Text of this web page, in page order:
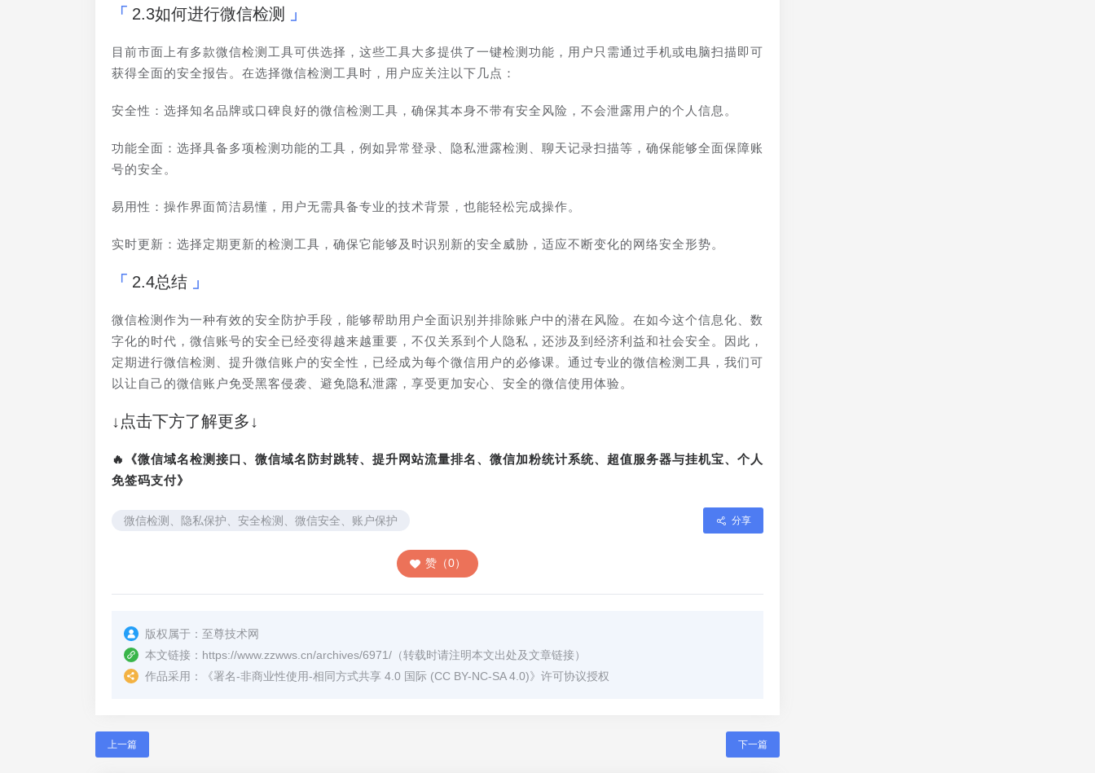
2.3如何进行微信检测
目前市面上有多款微信检测工具可供选择，这些工具大多提供了一键检测功能，用户只需通过手机或电脑扫描即可
获得全面的安全报告。在选择微信检测工具时，用户应关注以下几点：
安全性：选择知名品牌或口碑良好的微信检测工具，确保其本身不带有安全风险，不会泄露用户的个人信息。
功能全面：选择具备多项检测功能的工具，例如异常登录、隐私泄露检测、聊天记录扫描等，确保能够全面保障账
号的安全。
易用性：操作界面简洁易懂，用户无需具备专业的技术背景，也能轻松完成操作。
实时更新：选择定期更新的检测工具，确保它能够及时识别新的安全威胁，适应不断变化的网络安全形势。
2.4总结
微信检测作为一种有效的安全防护手段，能够帮助用户全面识别并排除账户中的潜在风险。在如今这个信息化、数
字化的时代，微信账号的安全已经变得越来越重要，不仅关系到个人隐私，还涉及到经济利益和社会安全。因此，
定期进行微信检测、提升微信账户的安全性，已经成为每个微信用户的必修课。通过专业的微信检测工具，我们可
以让自己的微信账户免受黑客侵袭、避免隐私泄露，享受更加安心、安全的微信使用体验。
↓点击下方了解更多↓
🔥《微信域名检测接口、微信域名防封跳转、提升网站流量排名、微信加粉统计系统、超值服务器与挂机宝、个人
免签码支付》
微信检测、隐私保护、安全检测、微信安全、账户保护 分享
赞（0）
版权属于： 至尊技术网
本文链接： https://www.zzwws.cn/archives/6971/ （转载时请注明本文出处及文章链接）
作品采用：
《署名-非商业性使用-相同方式共享 4.0 国际 (CC BY-NC-SA 4.0)》许可协议授权
上一篇 下一篇